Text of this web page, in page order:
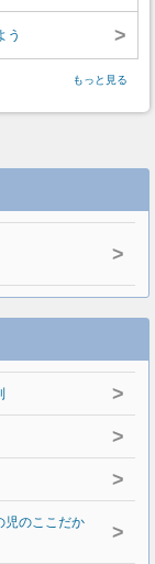
う >
もっと見る
>
>
>
>
児のここだか
>